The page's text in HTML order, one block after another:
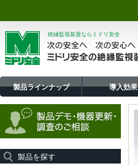
絶縁監視装置ならミドリ安全
製品ラインナップ 導入効果
製品を探す